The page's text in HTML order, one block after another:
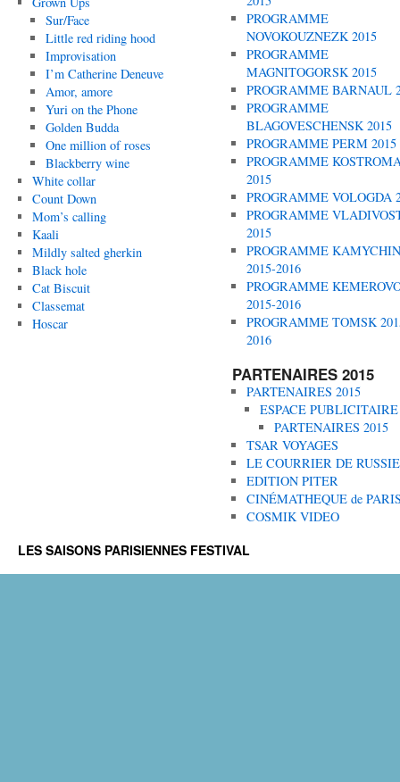
Sur/Face
Little red riding hood
Improvisation
I’m Catherine Deneuve
Amor, amore
Yuri on the Phone
Golden Budda
One million of roses
Blackberry wine
White collar
Count Down
Mom’s calling
Kaali
Mildly salted gherkin
Black hole
Cat Biscuit
Classemat
Hoscar
PROGRAMME
NOVOKOUZNEZK 2015
PROGRAMME
MAGNITOGORSK 2015
PROGRAMME BARNAUL
PROGRAMME
BLAGOVESCHENSK 2015
PROGRAMME PERM 2015
PROGRAMME
2015
PROGRAMME VOLOGDA
PROGRAMME
2015
PROGRAMME KAMYCHIN
2015-2016
PROGRAMME
2015-2016
PROGRAMME TOMSK
2016
PARTENAIRES 2015
PARTENAIRES 2015
ESPACE PUBLICITAIRE
PARTENAIRES 2015
TSAR VOYAGES
LE COURRIER DE RUSSIE
EDITION PITER
CINÉMATHEQUE de
COSMIK VIDEO
LES SAISONS PARISIENNES FESTIVAL